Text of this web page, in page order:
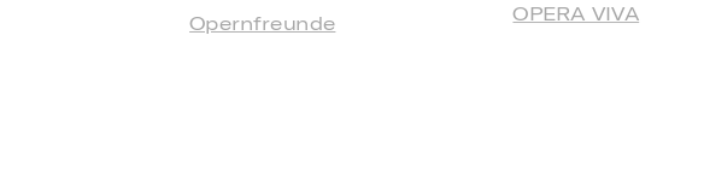
Opernfreunde OPERA VIVA